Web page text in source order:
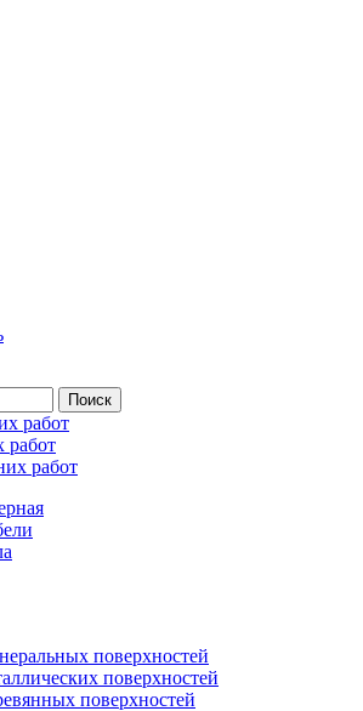
работ
работ
работ
поверхностей
поверхностей
поверхностей